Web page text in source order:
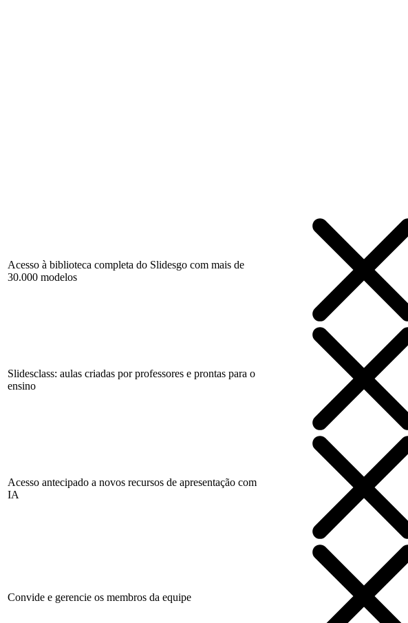
Acesso à biblioteca completa do Slidesgo com mais de
30.000 modelos
Slidesclass: aulas criadas por professores e prontas para o
ensino
Acesso antecipado a novos recursos de apresentação com
IA
Convide e gerencie os membros da equipe